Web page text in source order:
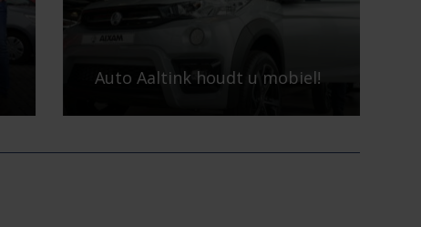
Liewes Roden tot Topdealer 2025!